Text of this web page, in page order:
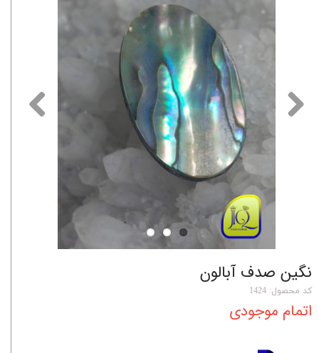
نگین صدف آبالون
کد محصول: 1424
اتمام موجودی